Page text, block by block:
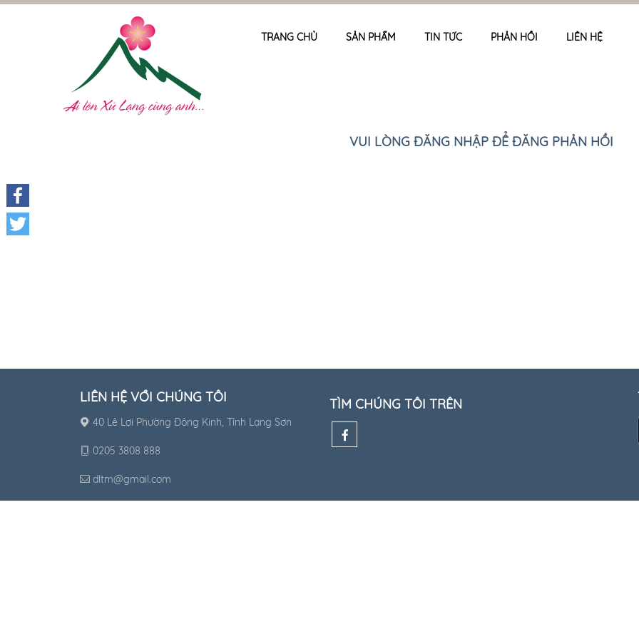
TRANG CHỦ SẢN PHẨM TIN TỨC PHẢN HỒI LIÊN HỆ
VUI LÒNG ĐĂNG NHẬP ĐỂ ĐĂNG PHẢN HỒI
LIÊN HỆ VỚI CHÚNG TÔI
40 Lê Lợi Phường Đông Kinh, Tỉnh Lạng Sơn
0205 3808 888
dltm@gmail.com
TÌM CHÚNG TÔI TRÊN
Facebook